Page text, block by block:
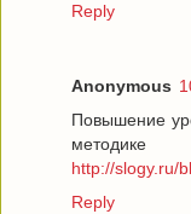
Reply
Anonymous
Повышение
http://slogy.ru/
Reply